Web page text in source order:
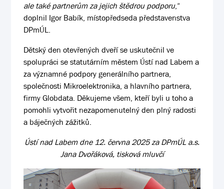
ale také partnerům za jejich štědrou podporu,“
doplnil Igor Babík, místopředseda představenstva
DPmÚL.
Dětský den otevřených dveří se uskutečnil ve
spolupráci se statutárním městem Ústí nad Labem a
za významné podpory generálního partnera,
společnosti Mikroelektronika, a hlavního partnera,
firmy Globdata. Děkujeme všem, kteří byli u toho a
pomohli vytvořit nezapomenutelný den plný radosti
a báječných zážitků.
Ústí nad Labem dne 12. června 2025 za DPmÚL a.s.
Jana Dvořáková, tisková mluvčí